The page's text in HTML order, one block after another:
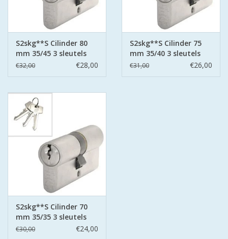
S2skg**S Cilinder 80
mm 35/45 3 sleutels
€32,00 €28,00
S2skg**S Cilinder 75
mm 35/40 3 sleutels
€31,00 €26,00
S2skg**S Cilinder 70
mm 35/35 3 sleutels
€30,00 €24,00